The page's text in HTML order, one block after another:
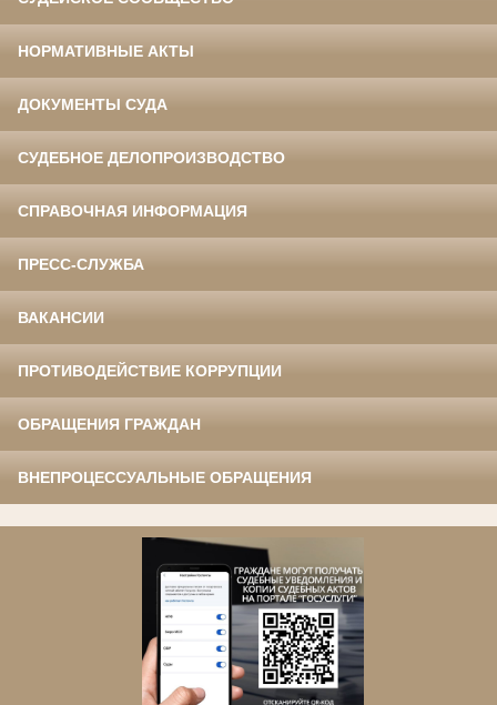
НОРМАТИВНЫЕ АКТЫ
ДОКУМЕНТЫ СУДА
СУДЕБНОЕ ДЕЛОПРОИЗВОДСТВО
СПРАВОЧНАЯ ИНФОРМАЦИЯ
ПРЕСС-СЛУЖБА
ВАКАНСИИ
ПРОТИВОДЕЙСТВИЕ КОРРУПЦИИ
ОБРАЩЕНИЯ ГРАЖДАН
ВНЕПРОЦЕССУАЛЬНЫЕ ОБРАЩЕНИЯ